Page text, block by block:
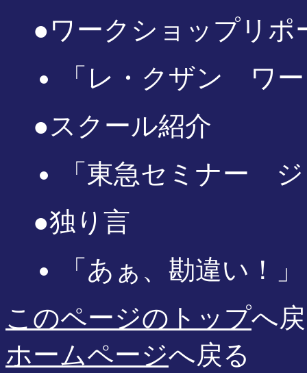
●ワークショップリポ
「レ・クザン ワ
●スクール紹介
「東急セミナー
●独り言
「あぁ、勘違い！
このページのトップへ
ホームページへ戻る